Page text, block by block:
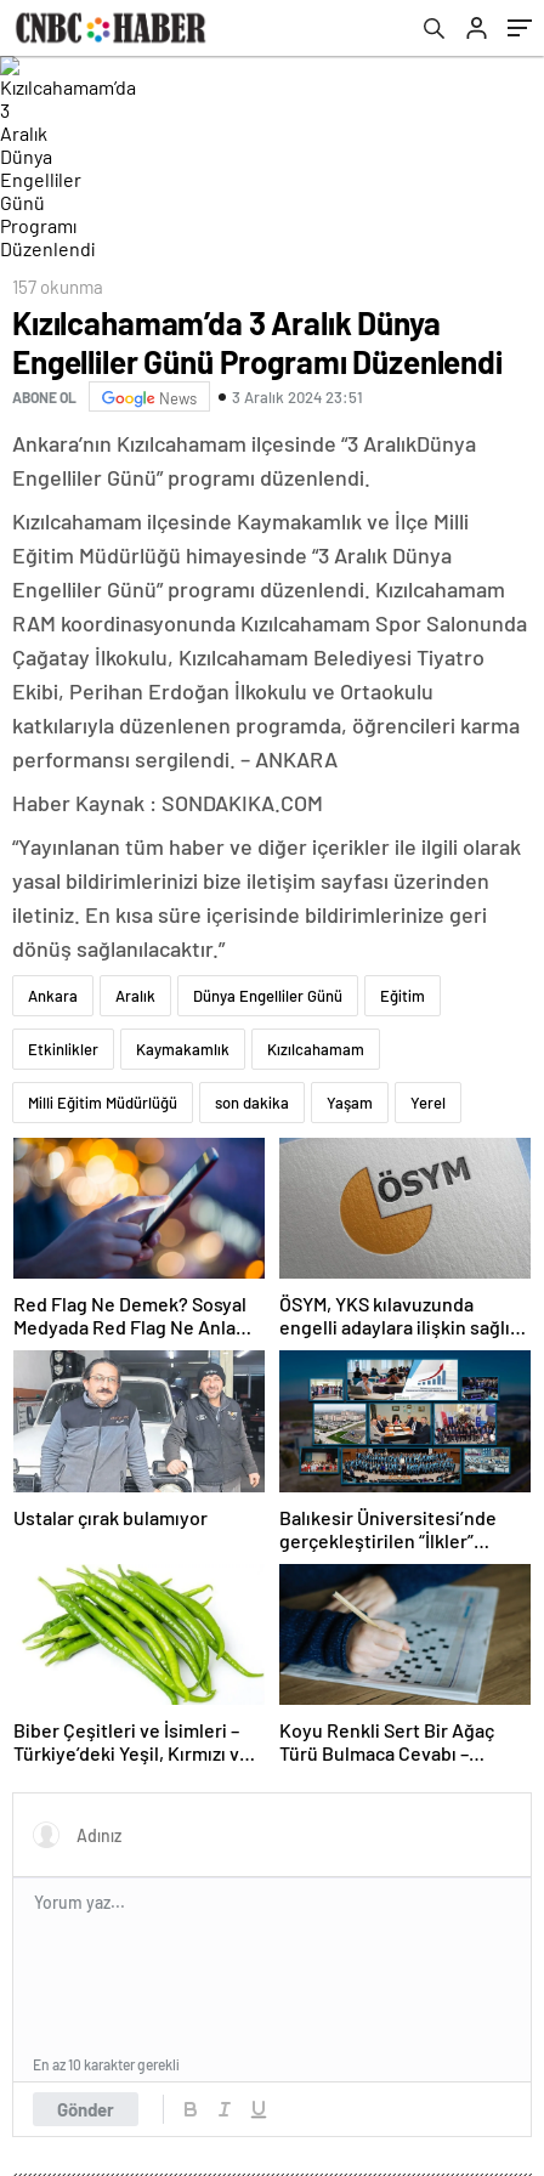
157 okunma
Kızılcahamam’da 3 Aralık Dünya
Engelliler Günü Programı Düzenlendi
ABONE OL News 3 Aralık 2024 23:51
Ankara’nın Kızılcahamam ilçesinde “3 AralıkDünya
Engelliler Günü” programı düzenlendi.
Kızılcahamam ilçesinde Kaymakamlık ve İlçe Milli
Eğitim Müdürlüğü himayesinde “3 Aralık Dünya
Engelliler Günü” programı düzenlendi. Kızılcahamam
RAM koordinasyonunda Kızılcahamam Spor Salonunda
Çağatay İlkokulu, Kızılcahamam Belediyesi Tiyatro
Ekibi, Perihan Erdoğan İlkokulu ve Ortaokulu
katkılarıyla düzenlenen programda, öğrencileri karma
performansı sergilendi. – ANKARA
Haber Kaynak : SONDAKIKA.COM
“Yayınlanan tüm haber ve diğer içerikler ile ilgili olarak
yasal bildirimlerinizi bize iletişim sayfası üzerinden
iletiniz. En kısa süre içerisinde bildirimlerinize geri
dönüş sağlanılacaktır.”
Ankara Aralık Dünya Engelliler Günü Eğitim
Etkinlikler Kaymakamlık Kızılcahamam
Milli Eğitim Müdürlüğü son dakika Yaşam Yerel
Red Flag Ne Demek? Sosyal
Medyada Red Flag Ne Anlama
Gelir?
ÖSYM, YKS kılavuzunda
engelli adaylara ilişkin sağlık
şartlarını güncelledi
Ustalar çırak bulamıyor
Balıkesir Üniversitesi’nde
gerçekleştirilen “İlkler”
üniversitenin geleceğini
şekillendiriyor
Biber Çeşitleri ve İsimleri –
Türkiye’deki Yeşil, Kırmızı ve
Koyu Renkli Sert Bir Ağaç
Türü Bulmaca Cevabı –
Bir Ağaç Türü
Gönder
En az 10 karakter gerekli